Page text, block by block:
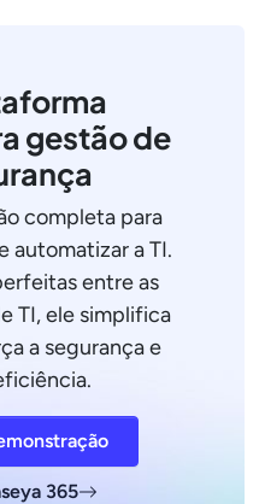
gestão de
completa para
automatizar a TI.
entre as
TI, ele simplifica
a segurança e
365